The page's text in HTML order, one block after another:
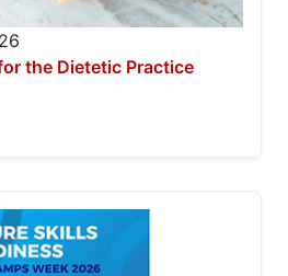
the Dietetic Practice